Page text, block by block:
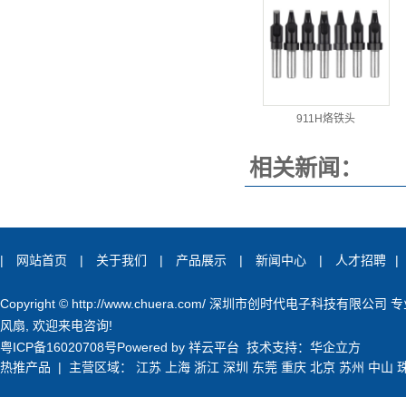
911H烙铁头
相关新闻：
| 网站首页 | 关于我们 | 产品展示 | 新闻中心 | 人才招聘 |
Copyright © http://www.chuera.com/ 深圳市创时代电子科技有限公司 专
风扇 , 欢迎来电咨询!
粤ICP备16020708号Powered by 祥云平台 技术支持： 华企立方
热推产品 | 主营区域： 江苏 上海 浙江 深圳 东莞 重庆 北京 苏州 中山